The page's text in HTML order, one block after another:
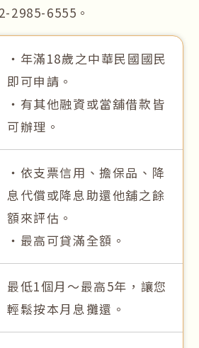
2985-6555。
‧年滿18歲之中華民國國民
即可申請。
‧有其他融資或當舖借款皆
可辦理。
‧依支票信用、擔保品、降
息代償或降息助還他舖之餘
額來評估。
‧最高可貸滿全額。
最低1個月～最高5年，讓您
輕鬆按本月息攤還。